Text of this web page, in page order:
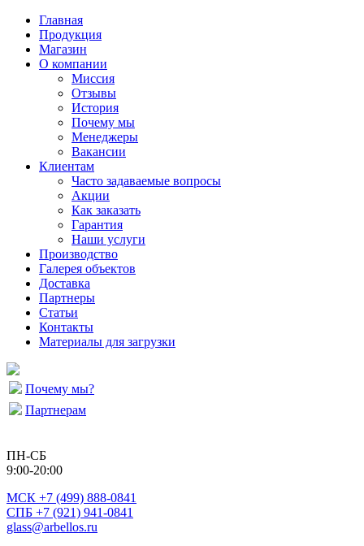
Главная
Продукция
Магазин
О компании
Миссия
Отзывы
История
Почему мы
Менеджеры
Вакансии
Клиентам
Часто задаваемые вопросы
Акции
Как заказать
Гарантия
Наши услуги
Производство
Галерея объектов
Доставка
Партнеры
Статьи
Контакты
Материалы для загрузки
Почему мы?
Партнерам
ПН-СБ
9:00-20:00
МСК +7 (499) 888-0841
СПБ +7 (921) 941-0841
glass@arbellos.ru